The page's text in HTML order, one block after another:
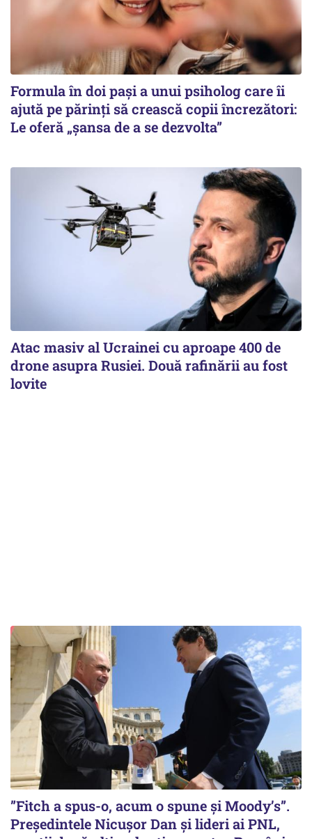
Formula în doi pași a unui psiholog care îi
ajută pe părinți să crească copii încrezători:
Le oferă „șansa de a se dezvolta”
Atac masiv al Ucrainei cu aproape 400 de
drone asupra Rusiei. Două rafinării au fost
lovite
”Fitch a spus-o, acum o spune și Moody’s”.
Președintele Nicușor Dan și lideri ai PNL,